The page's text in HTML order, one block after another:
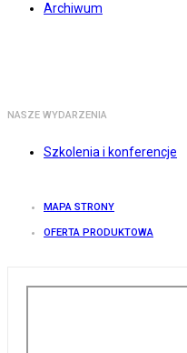
Archiwum
NASZE WYDARZENIA
Szkolenia i konferencje
MAPA STRONY
OFERTA PRODUKTOWA